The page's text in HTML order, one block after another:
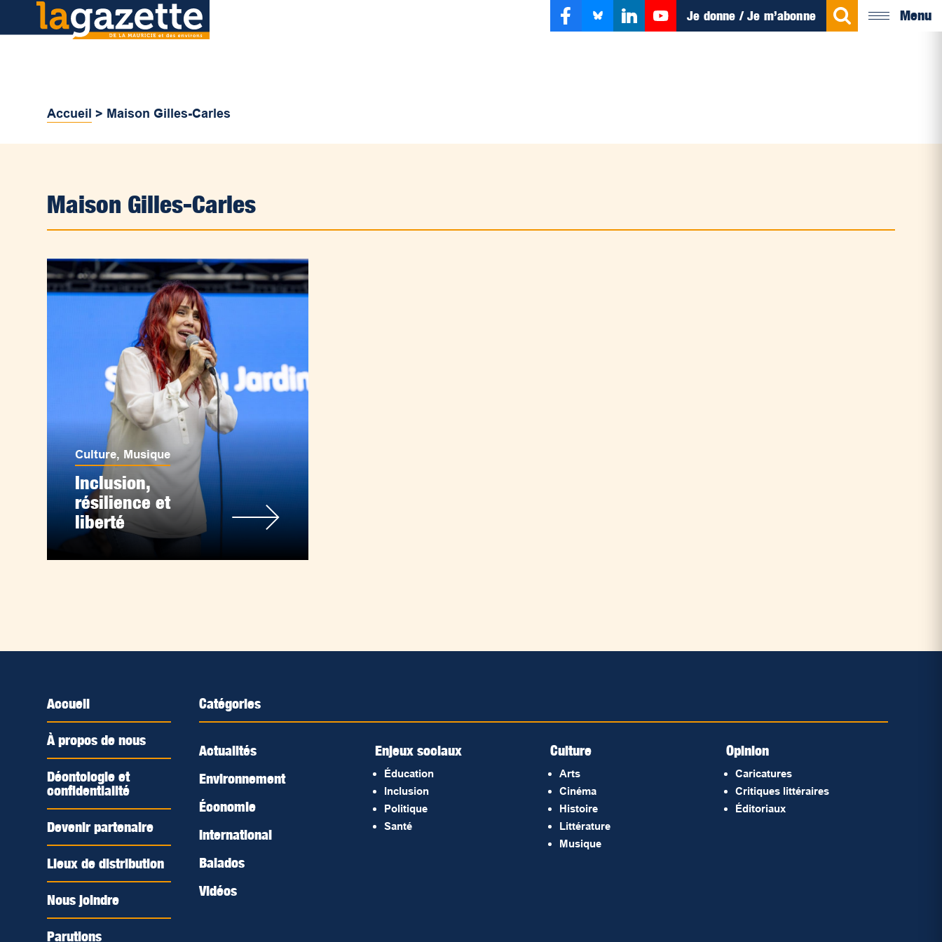
Je donne / Je m’abonne Menu
Accueil > Maison Gilles-Carles
Maison Gilles-Carles
Culture, Musique
Inclusion,
résilience et
liberté
Accueil
À propos de nous
Déontologie et
confidentialité
Devenir partenaire
Lieux de distribution
Nous joindre
Parutions
Catégories
Actualités
Environnement
Économie
International
Balados
Vidéos
Enjeux sociaux
Éducation
Inclusion
Politique
Santé
Culture
Arts
Cinéma
Histoire
Littérature
Musique
Opinion
Caricatures
Critiques littéraires
Éditoriaux